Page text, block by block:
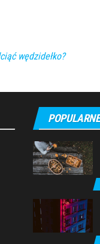
wędzidełko?